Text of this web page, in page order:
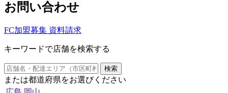
お問い合わせ
FC加盟募集 資料請求
キーワードで店舗を検索する
検索
または都道府県をお選びください